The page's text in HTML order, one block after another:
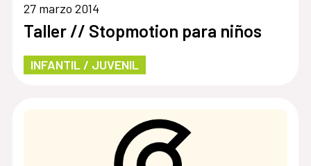
27 marzo 2014
Taller // Stopmotion para niños
INFANTIL / JUVENIL